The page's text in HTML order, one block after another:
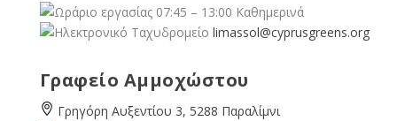
07:45 – 13:00 Καθημερινά
limassol@cyprusgreens.org
Γραφείο Αμμοχώστου
Γρηγόρη Αυξεντίου 3, 5288 Παραλίμνι